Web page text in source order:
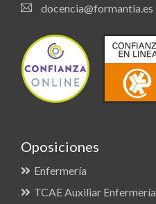
docencia@formantia.es
Oposiciones
Enfermería
TCAE Auxiliar Enfermería